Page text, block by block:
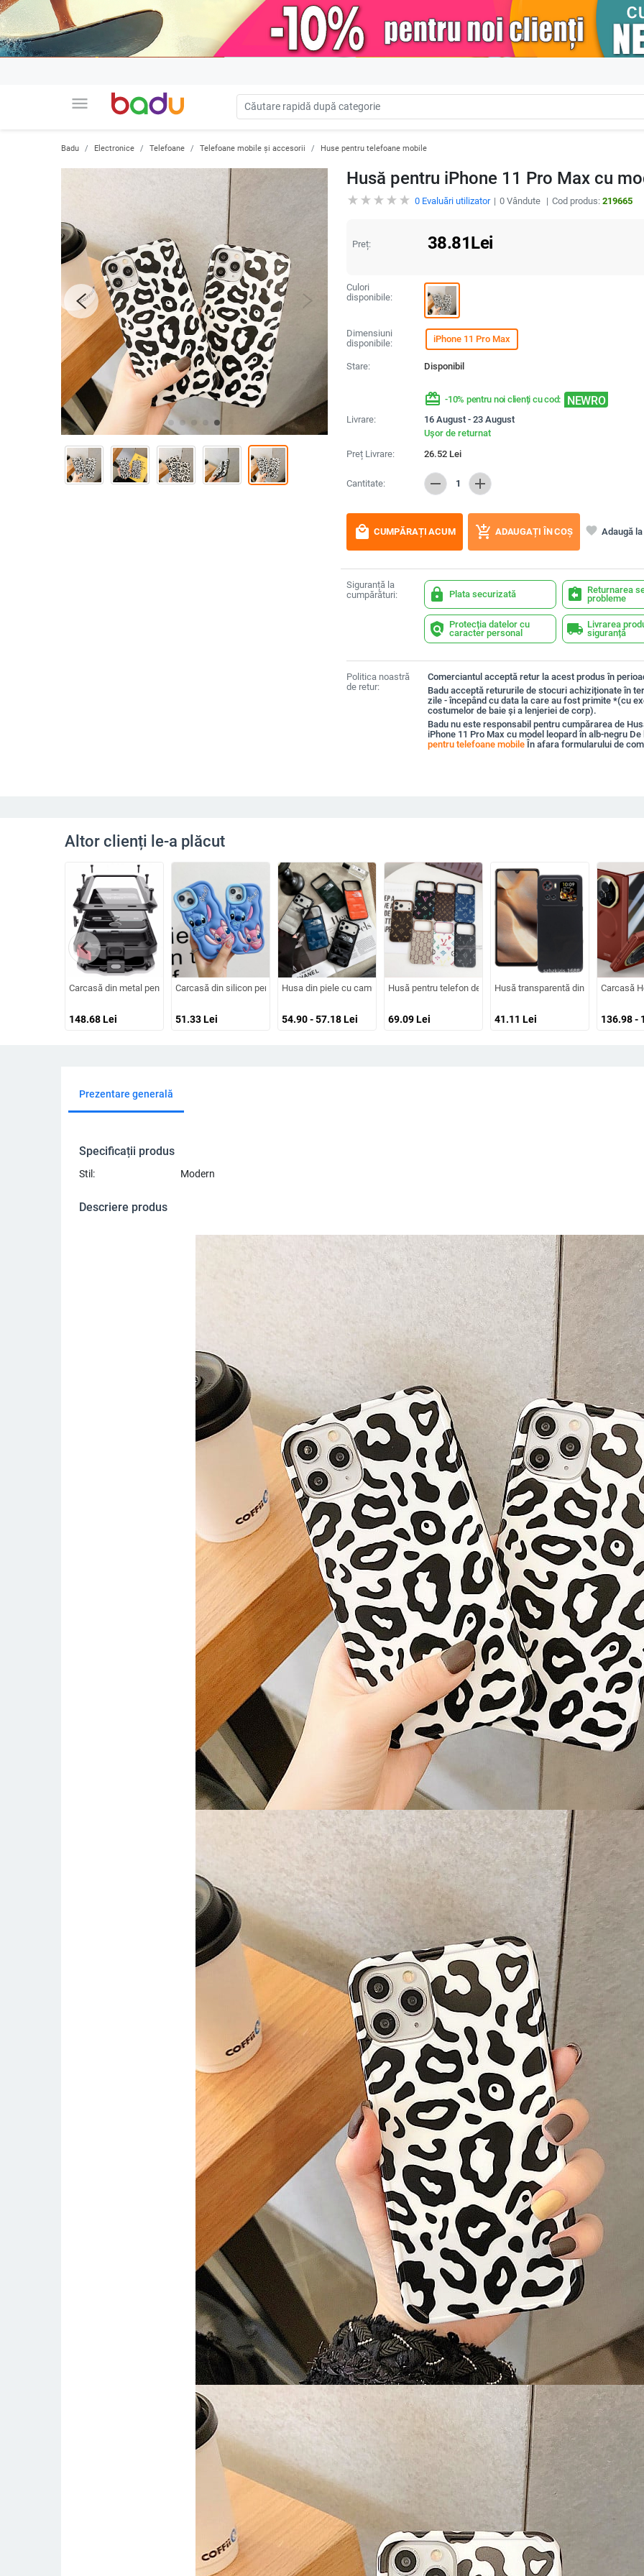
menu
Badu Electronice Telefoane Telefoane mobile și accesorii Huse pentru telefoane mobile
Husă pentru iPhone 11 Pro Max cu
0Evaluări utilizator 0Vândute Cod produs: 219665
Preț: 38.81Lei
Culori
disponibile:
Dimensiuni
disponibile:
iPhone 11 Pro Max
Stare: Disponibil
redeem -10% pentru noi clienți cu cod: NEWRO
Livrare:
16 August - 23 August
Ușor de returnat
Preț Livrare:
26.52Lei
Cantitate: remove 1 add
local_mall CUMPĂRAȚI ACUM add_shopping_cart ADAUGAȚI ÎN COȘ favorite Adaugă
Siguranță la
cumpărături:
lock Plata securizată assignment_return Returnarea
probleme
policy Protecția datelor cu
caracter personal
local_shipping Livrarea
siguranță
Politica noastră
de retur:
Comerciantul acceptă retur la acest produs în
Badu acceptă retururile de stocuri achiziționate în
zile - începând cu data la care au fost primite *(cu
costumelor de baie și a lenjeriei de corp).
Badu nu este responsabil pentru cumpărarea de
iPhone 11 Pro Max cu model leopard în alb-negru De
pentru telefoane mobileÎn afara formularului de
Altor clienți le-a plăcut
Carcasă din metal pentru Samsung Galaxy S24/S23/S25 Ultra, spate, prelucrată, personalizabilă, disipare căldură, anti-cadere, anti-amprentă
148.68Lei
Carcasă din silicon pentru iPhone cu design cartoon – protecție anti-cădere, finisaj mat, compatibilă cu seria
51.33Lei
Husa din piele cu camuflaj 3D, căptușeală din bumbac, stil jachetă de iarnă, compatibilă
54.90 - 57.18Lei
Husă pentru telefon denim, stil lux ușor, pentru iPhone 17 Pro
69.09Lei
Husă transparentă din silicon pentru
41.11 Lei
Carcasă
136.98 -
chevron_left
Prezentare generală
Specificații produs
Stil: Modern
Descriere produs